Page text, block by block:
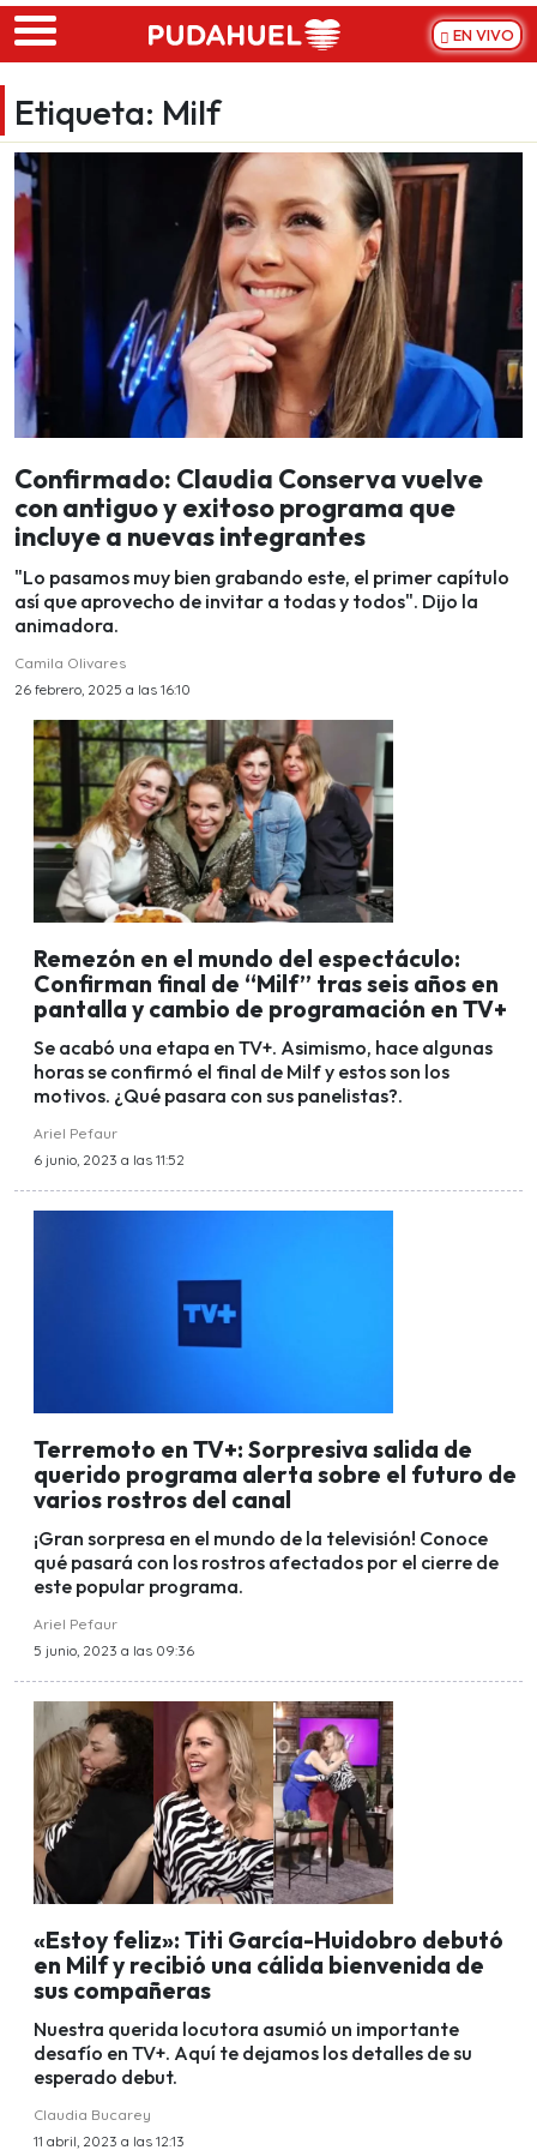
Skip to main content
EN VIVO
Etiqueta: Milf
Confirmado: Claudia Conserva vuelve
con antiguo y exitoso programa que
incluye a nuevas integrantes
"Lo pasamos muy bien grabando este, el primer capítulo
así que aprovecho de invitar a todas y todos". Dijo la
animadora.
Camila Olivares
26 febrero, 2025 a las 16:10
Remezón en el mundo del espectáculo:
Confirman final de “Milf” tras seis años en
pantalla y cambio de programación en TV+
Se acabó una etapa en TV+. Asimismo, hace algunas
horas se confirmó el final de Milf y estos son los
motivos. ¿Qué pasara con sus panelistas?.
Ariel Pefaur
6 junio, 2023 a las 11:52
Terremoto en TV+: Sorpresiva salida de
querido programa alerta sobre el futuro de
varios rostros del canal
¡Gran sorpresa en el mundo de la televisión! Conoce
qué pasará con los rostros afectados por el cierre de
este popular programa.
Ariel Pefaur
5 junio, 2023 a las 09:36
«Estoy feliz»: Titi García-Huidobro debutó
en Milf y recibió una cálida bienvenida de
sus compañeras
Nuestra querida locutora asumió un importante
desafío en TV+. Aquí te dejamos los detalles de su
esperado debut.
Claudia Bucarey
11 abril, 2023 a las 12:13